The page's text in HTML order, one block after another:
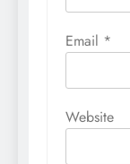
Email *
Website